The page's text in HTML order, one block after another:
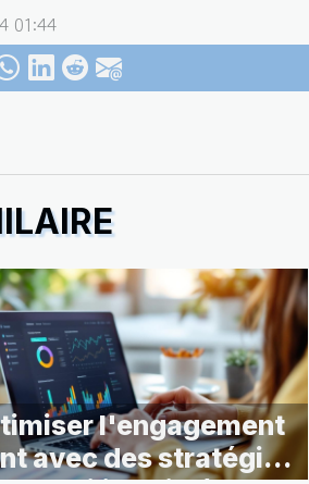
01:44
l'engagement
avec des stratégies